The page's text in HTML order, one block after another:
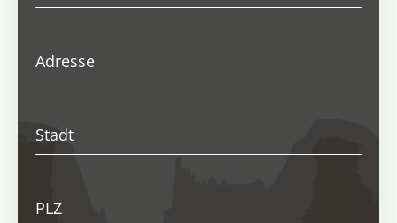
Adresse
Stadt
PLZ